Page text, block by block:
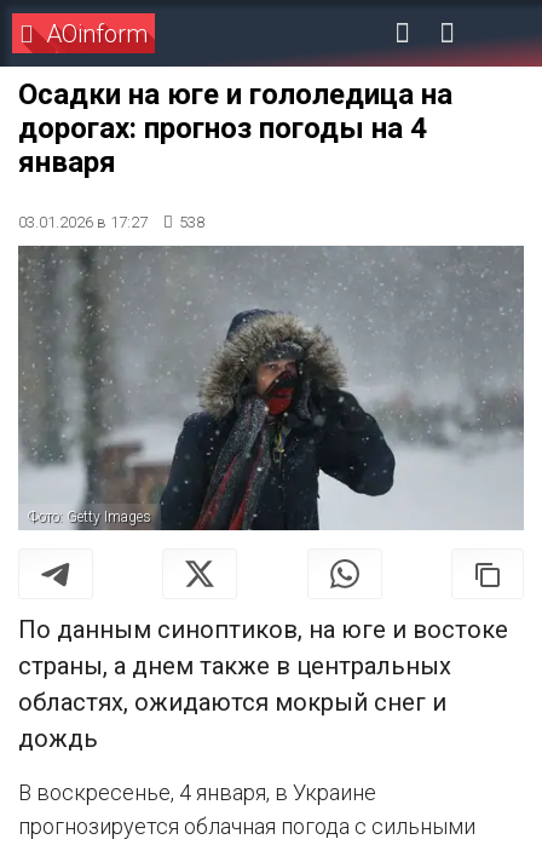
AOinform
Осадки на юге и гололедица на
дорогах: прогноз погоды на 4
января
03.01.2026 в 17:27 538
Фото: Getty Images
По данным синоптиков, на юге и востоке
страны, а днем также в центральных
областях, ожидаются мокрый снег и
дождь
В воскресенье, 4 января, в Украине
прогнозируется облачная погода с сильными